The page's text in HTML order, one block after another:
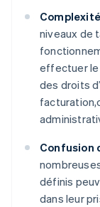
niveaux de
effectuer le
des droits
Confusion
définis
dans leur